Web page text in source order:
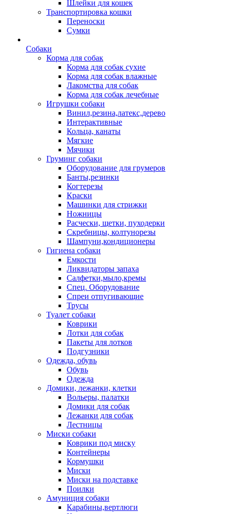
Шлейки для кошек
Транспортировка кошки
Переноски
Сумки
Собаки
Корма для собак
Корма для собак сухие
Корма для собак влажные
Лакомства для собак
Корма для собак лечебные
Игрушки собаки
Винил,резина,латекс,дерево
Интерактивные
Кольца, канаты
Мягкие
Мячики
Груминг собаки
Оборудование для грумеров
Банты,резинки
Когтерезы
Краски
Машинки для стрижки
Ножницы
Расчески, щетки, пуходерки
Скребницы, колтунорезы
Шампуни,кондиционеры
Гигиена собаки
Емкости
Ликвидаторы запаха
Салфетки,мыло,кремы
Спец. Оборудование
Спреи отпугивающие
Трусы
Туалет собаки
Коврики
Лотки для собак
Пакеты для лотков
Подгузники
Одежда, обувь
Обувь
Одежда
Домики, лежанки, клетки
Вольеры, палатки
Домики для собак
Лежанки для собак
Лестницы
Миски собаки
Коврики под миску
Контейнеры
Кормушки
Миски
Миски на подставке
Поилки
Амуниция собаки
Карабины,вертлюги